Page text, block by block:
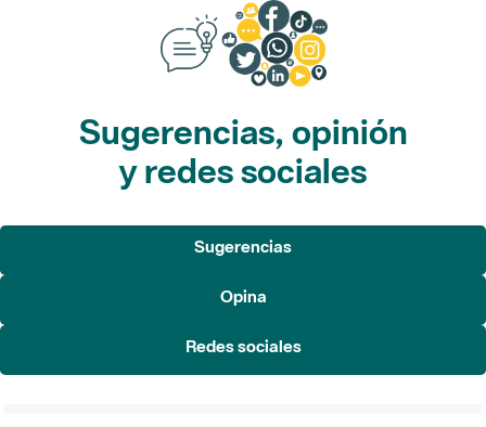
Sugerencias, opinión
y redes sociales
Sugerencias
Opina
Redes sociales